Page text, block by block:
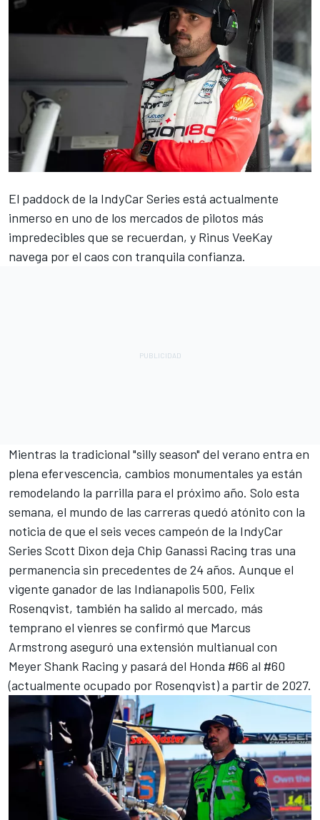
El paddock de la IndyCar Series está actualmente
inmerso en uno de los mercados de pilotos más
impredecibles que se recuerdan, y Rinus VeeKay
navega por el caos con tranquila confianza.
Mientras la tradicional "silly season" del verano entra en
plena efervescencia, cambios monumentales ya están
remodelando la parrilla para el próximo año. Solo esta
semana, el mundo de las carreras quedó atónito con la
noticia de que el seis veces campeón de la IndyCar
Series Scott Dixon deja Chip Ganassi Racing tras una
permanencia sin precedentes de 24 años. Aunque el
vigente ganador de las Indianapolis 500, Felix
Rosenqvist, también ha salido al mercado, más
temprano el vienres se confirmó que Marcus
Armstrong aseguró una extensión multianual con
Meyer Shank Racing y pasará del Honda #66 al #60
(actualmente ocupado por Rosenqvist) a partir de 2027.